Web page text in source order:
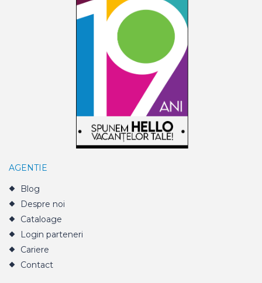
AGENTIE
Blog
Despre noi
Cataloage
Login parteneri
Cariere
Contact